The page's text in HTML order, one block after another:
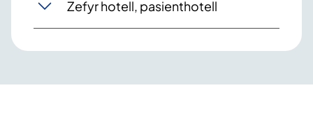
Zefyr hotell, pasienthotell